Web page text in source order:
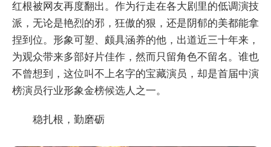
红根被网友再度翻出。作为行走在各大剧里的低调演技
派，无论是艳烈的邪，狂傲的狠，还是阴郁的美都能拿
捏到位。形象可塑、颇具涵养的他，出道近三十年来，
为观众带来多部好片佳作，然而只留角色不留名。谁也
不曾想到，这位叫不上名字的宝藏演员，却是首届中演
榜演员行业形象金榜候选人之一。
稳扎根，勤磨砺